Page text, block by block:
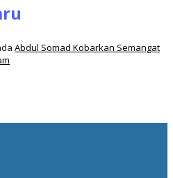
Abdul Somad Kobarkan Semangat